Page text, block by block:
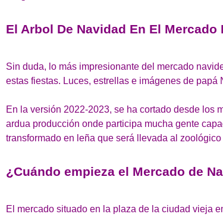
El Arbol De Navidad En El Mercado
Sin duda, lo más impresionante del mercado
estas fiestas. Luces, estrellas e imágenes de papá
En la versión 2022-2023, se ha cortado desde los
ardua producción onde participa mucha gente
transformado en leña que será llevada al zoológico
¿Cuándo empieza el Mercado de
El mercado situado en la plaza de la ciudad vieja